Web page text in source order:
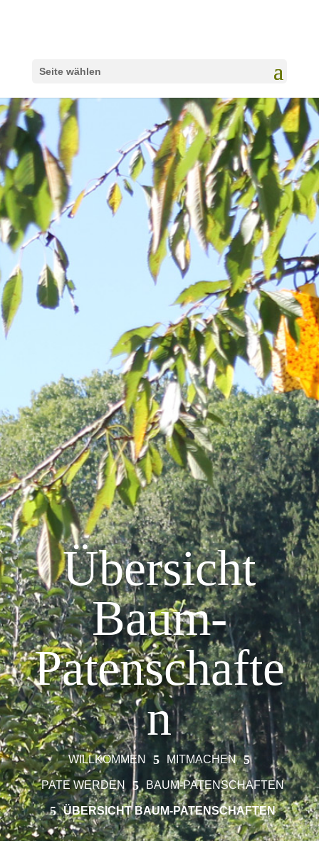
Seite wählen
Übersicht
Baum-
Patenschafte
n
WILLKOMMEN 5 MITMACHEN 5
PATE WERDEN 5 BAUM-PATENSCHAFTEN
5 ÜBERSICHT BAUM-PATENSCHAFTEN